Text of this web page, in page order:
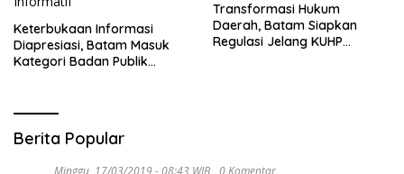
Keterbukaan Informasi
Diapresiasi, Batam Masuk
Kategori Badan Publik
Transformasi Hukum
Daerah, Batam Siapkan
Regulasi Jelang KUHP
Berita Popular